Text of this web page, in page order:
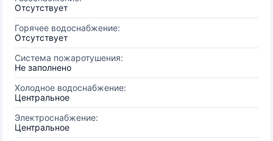
Отсутствует
Горячее водоснабжение:
Отсутствует
Система пожаротушения:
Не заполнено
Холодное водоснабжение:
Центральное
Электроснабжение:
Центральное